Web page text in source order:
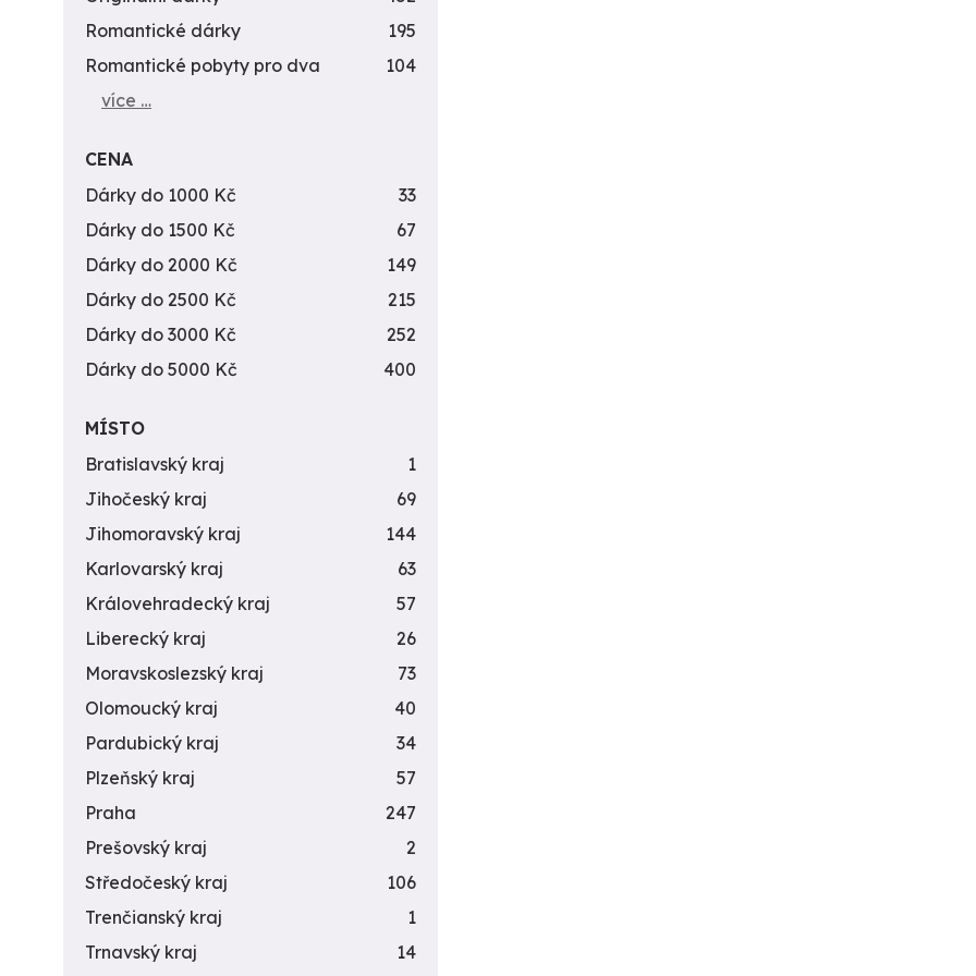
Romantické dárky
195
Romantické pobyty pro dva
104
více …
CENA
Dárky do 1000 Kč
33
Dárky do 1500 Kč
67
Dárky do 2000 Kč
149
Dárky do 2500 Kč
215
Dárky do 3000 Kč
252
Dárky do 5000 Kč
400
MÍSTO
Bratislavský kraj
1
Jihočeský kraj
69
Jihomoravský kraj
144
Karlovarský kraj
63
Královehradecký kraj
57
Liberecký kraj
26
Moravskoslezský kraj
73
Olomoucký kraj
40
Pardubický kraj
34
Plzeňský kraj
57
Praha
247
Prešovský kraj
2
Středočeský kraj
106
Trenčianský kraj
1
Trnavský kraj
14